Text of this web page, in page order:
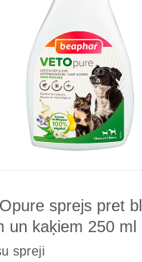
sprejs pret
un kaķiem 250 ml
spreji